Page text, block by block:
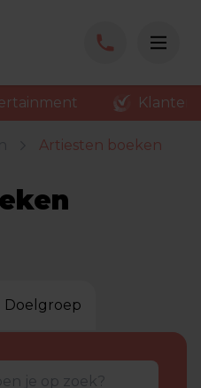
Artiesten boeken
Doelgroep